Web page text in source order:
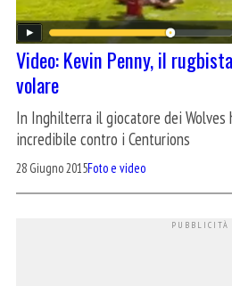
Video: Kevin Penny, il
volare
In Inghilterra il giocatore dei Wolves
incredibile contro i Centurions
28 Giugno 2015Foto e video